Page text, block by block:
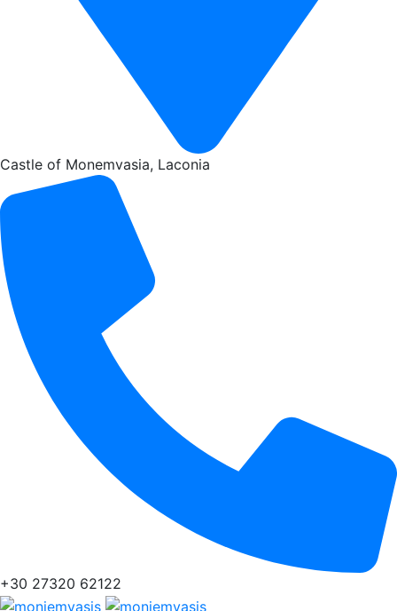
Castle of Monemvasia, Laconia
+30 27320 62122